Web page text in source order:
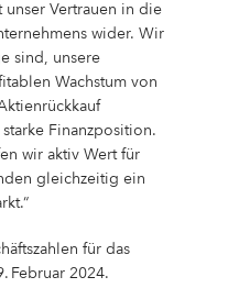
Vertrauen in die
wider. Wir
sind, unsere
Wachstum von
Finanzposition.
wir aktiv Wert für
gleichzeitig ein
für das
Februar 2024.